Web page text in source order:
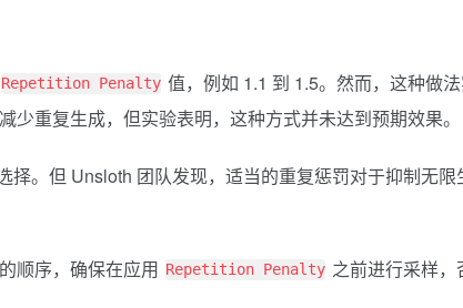
Repetition Penalty 值，例如 1.1 到 1.5。然而，这种做
重复生成，但实验表明，这种方式并未达到预期效果。
。但 Unsloth 团队发现，适当的重复惩罚对于抑制无限
顺序，确保在应用 Repetition Penalty 之前进行采样，